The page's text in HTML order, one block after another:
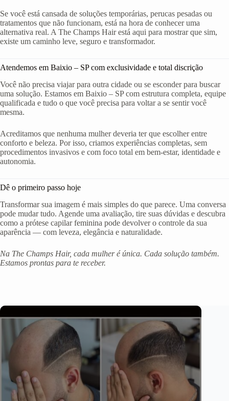
Se você está cansada de soluções temporárias, perucas pesadas ou
tratamentos que não funcionam, está na hora de conhecer uma
alternativa real. A The Champs Hair está aqui para mostrar que sim,
existe um caminho leve, seguro e transformador.
Atendemos em Baixio – SP com exclusividade e total discrição
Você não precisa viajar para outra cidade ou se esconder para buscar
uma solução. Estamos em Baixio – SP com estrutura completa, equipe
qualificada e tudo o que você precisa para voltar a se sentir você
mesma.
Acreditamos que nenhuma mulher deveria ter que escolher entre
conforto e beleza. Por isso, criamos experiências completas, sem
procedimentos invasivos e com foco total em bem-estar, identidade e
autonomia.
Dê o primeiro passo hoje
Transformar sua imagem é mais simples do que parece. Uma conversa
pode mudar tudo. Agende uma avaliação, tire suas dúvidas e descubra
como a prótese capilar feminina pode devolver o controle da sua
aparência — com leveza, elegância e naturalidade.
Na The Champs Hair, cada mulher é única. Cada solução também.
Estamos prontas para te receber.